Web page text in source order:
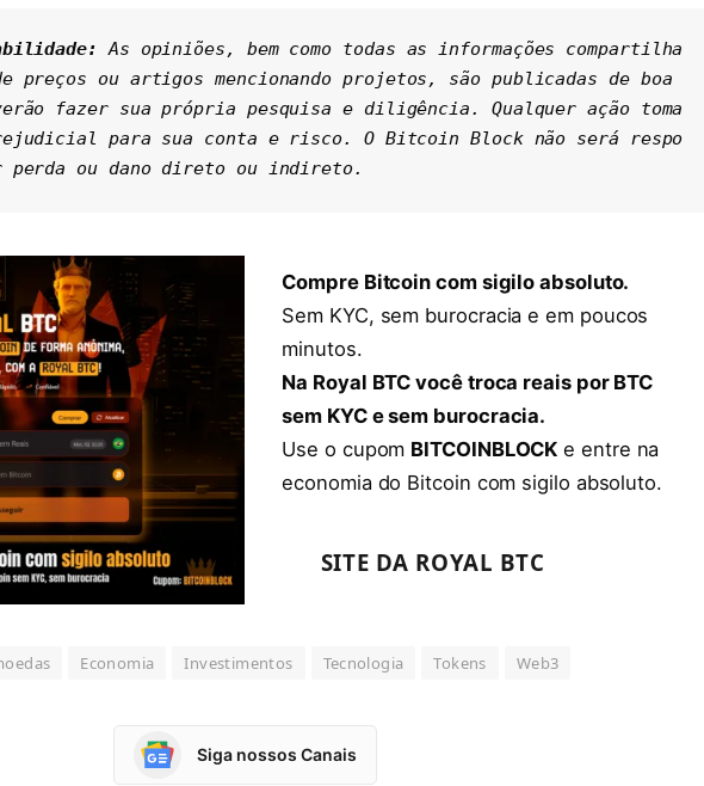
As opiniões, bem como todas as informações compartilha
preços ou artigos mencionando projetos, são publicadas de boa
fazer sua própria pesquisa e diligência. Qualquer ação toma
para sua conta e risco. O Bitcoin Block não será respo
perda ou dano direto ou indireto.
Compre Bitcoin com sigilo absoluto.
Sem KYC, sem burocracia e em poucos
minutos.
Na Royal BTC você troca reais por BTC
sem KYC e sem burocracia.
Use o cupom BITCOINBLOCK e entre na
economia do Bitcoin com sigilo absoluto.
SITE DA ROYAL BTC
Economia Investimentos Tecnologia Tokens Web3
Siga nossos Canais